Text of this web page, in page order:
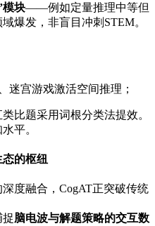
模块——例如定量推理中等但
爆发，非盲目冲刺STEM。
迷宫游戏激活空间推理；
比题采用词根分类法提效。
平。
的枢纽
度融合，CogAT正突破传统
脑电波与解题策略的交互数